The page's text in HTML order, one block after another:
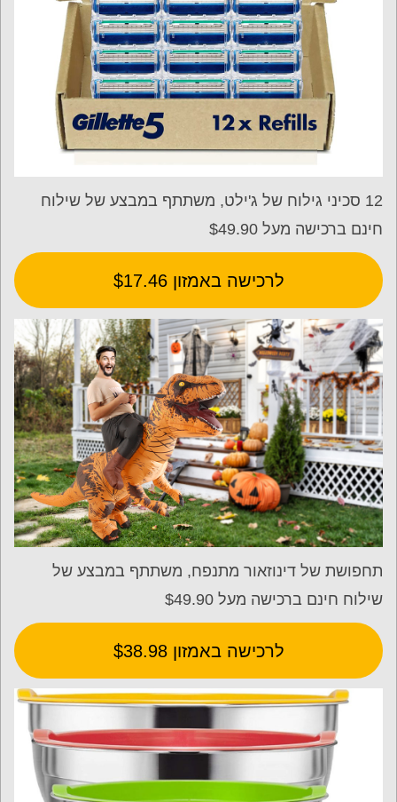
12 סכיני גילוח של ג'ילט, משתתף במבצע של שילוח
חינם ברכישה מעל $49.90
לרכישה באמזון $17.46
תחפושת של דינוזאור מתנפח, משתתף במבצע של
שילוח חינם ברכישה מעל $49.90
לרכישה באמזון $38.98